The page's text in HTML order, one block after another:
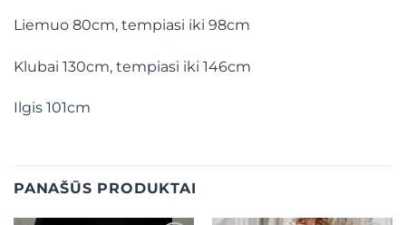
Liemuo 80cm, tempiasi iki 98cm
Klubai 130cm, tempiasi iki 146cm
Ilgis 101cm
PANAŠŪS PRODUKTAI